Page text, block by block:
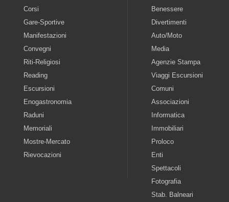
Corsi
Gare-Sportive
Manifestazioni
Convegni
Riti-Religiosi
Reading
Escursioni
Enogastronomia
Raduni
Memoriali
Mostre-Mercato
Rievocazioni
Benessere
Divertimenti
Auto/Moto
Media
Agenzie Stampa
Viaggi Escursioni
Comuni
Associazioni
Informatica
Immobiliari
Proloco
Enti
Spettacoli
Fotografia
Stab. Balneari